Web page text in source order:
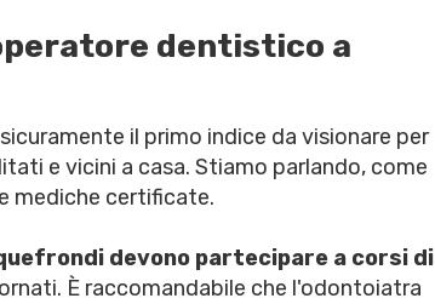
dentistico a
il primo indice da visionare per
e vicini a casa. Stiamo parlando, come
mediche certificate.
devono partecipare a corsi di
È raccomandabile che l'odontoiatra